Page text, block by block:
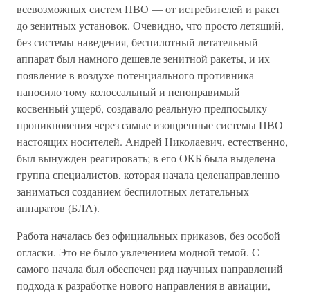
всевозможных систем ПВО — от истребителей и ракет
до зенитных установок. Очевидно, что просто летящий,
без системы наведения, беспилотный летательный
аппарат был намного дешевле зенитной ракеты, и их
появление в воздухе потенциального противника
наносило тому колоссальный и непоправимый
косвенный ущерб, создавало реальную предпосылку
проникновения через самые изощренные системы ПВО
настоящих носителей. Андрей Николаевич, естественно,
был вынужден реагировать; в его ОКБ была выделена
группа специалистов, которая начала целенаправленно
заниматься созданием беспилотных летательных
аппаратов (БЛА).
Работа началась без официальных приказов, без особой
огласки. Это не было увлечением модной темой. С
самого начала был обеспечен ряд научных направлений
подхода к разработке нового направления в авиации,